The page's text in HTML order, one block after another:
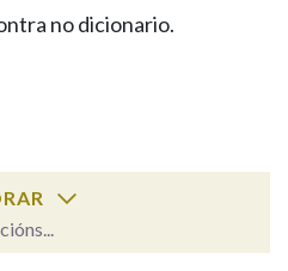
FIGURAS HOMENAXEADAS
PORTAL DAS PALABRAS
no dicionario.